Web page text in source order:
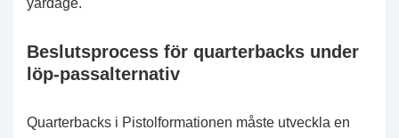
yardage.
Beslutsprocess för quarterbacks under
löp-passalternativ
Quarterbacks i Pistolformationen måste utveckla en